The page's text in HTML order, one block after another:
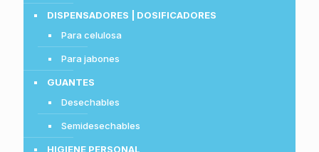
DISPENSADORES | DOSIFICADORES
Para celulosa
Para jabones
GUANTES
Desechables
Semidesechables
HIGIENE PERSONAL